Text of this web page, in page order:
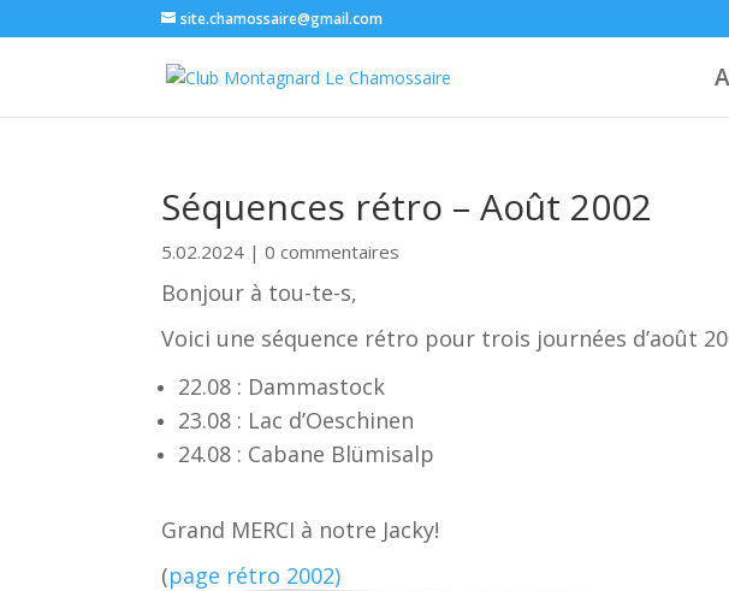
site.chamossaire@gmail.com
Séquences rétro – Août 2002
5.02.2024 |0 commentaires
Bonjour à tou-te-s,
Voici une séquence rétro pour trois journées d’août
22.08 : Dammastock
23.08 : Lac d’Oeschinen
24.08 : Cabane Blümisalp
Grand MERCI à notre Jacky!
(page rétro 2002)